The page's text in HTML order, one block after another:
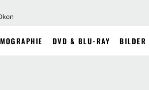
DVD & BLU-RAY BILDER